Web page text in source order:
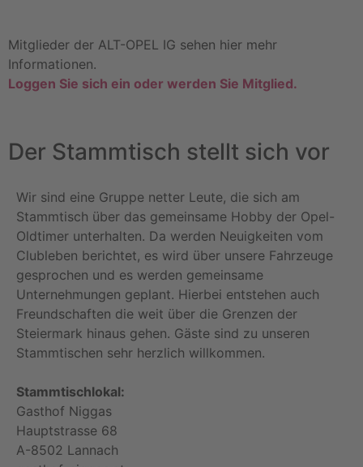
Mitglieder der ALT-OPEL IG sehen hier mehr
Informationen.
Loggen Sie sich ein oder werden Sie Mitglied.
Der Stammtisch stellt sich vor
Wir sind eine Gruppe netter Leute, die sich am
Stammtisch über das gemeinsame Hobby der Opel-
Oldtimer unterhalten. Da werden Neuigkeiten vom
Clubleben berichtet, es wird über unsere Fahrzeuge
gesprochen und es werden gemeinsame
Unternehmungen geplant. Hierbei entstehen auch
Freundschaften die weit über die Grenzen der
Steiermark hinaus gehen. Gäste sind zu unseren
Stammtischen sehr herzlich willkommen.
Stammtischlokal:
Gasthof Niggas
Hauptstrasse 68
A-8502 Lannach